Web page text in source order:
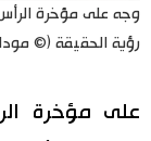
وجه على مؤخرة الرأس
رؤية الحقيقة (©
على مؤخرة